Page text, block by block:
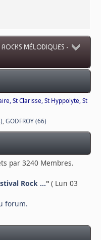
ROCKS MÉLODIQUES -
St Clarisse, St Hyppolyte, St
,GODFROY (66)
par 3240 Membres.
Rock ..."( Lun 03
forum.